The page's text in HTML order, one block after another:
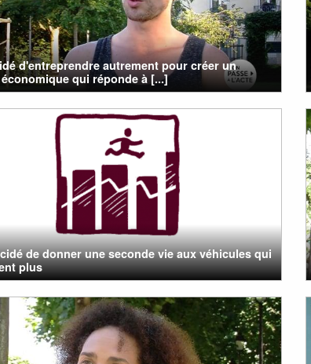
d'entreprendre autrement pour créer un
qui réponde à [...]
de donner une seconde vie aux véhicules qui
plus